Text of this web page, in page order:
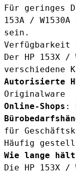
Für geringes
153A / W1530A
sein.
Verfügbarkeit
Der HP 153X /
verschiedene
Autorisierte
Originalware
Online-Shops :
für
Häufig
Wie lange hält
Die HP 153X /